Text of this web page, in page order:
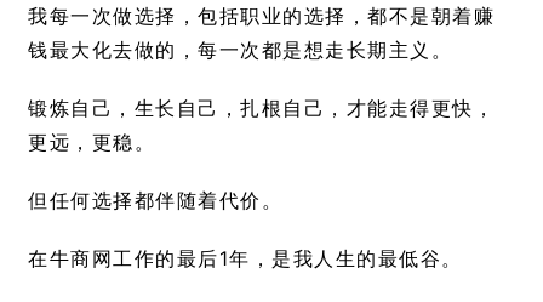
我每一次做选择，包括职业的选择，都不是朝着赚
钱最大化去做的，每一次都是想走长期主义。
锻炼自己，生长自己，扎根自己，才能走得更快，
更远，更稳。
但任何选择都伴随着代价。
在牛商网工作的最后1年，是我人生的最低谷。